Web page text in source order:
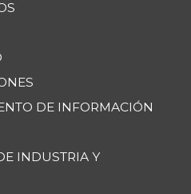
DE INFORMACIÓN
INDUSTRIA Y